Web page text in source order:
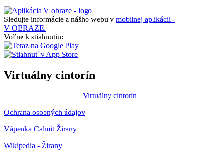
Sledujte informácie z nášho webu v mobilnej aplikácii -
V OBRAZE.
Voľne k stiahnutiu:
Virtuálny cintorín
Virtuálny cintorín
Ochrana osobných údajov
Vápenka Calmit Žirany
Wikipedia - Žirany